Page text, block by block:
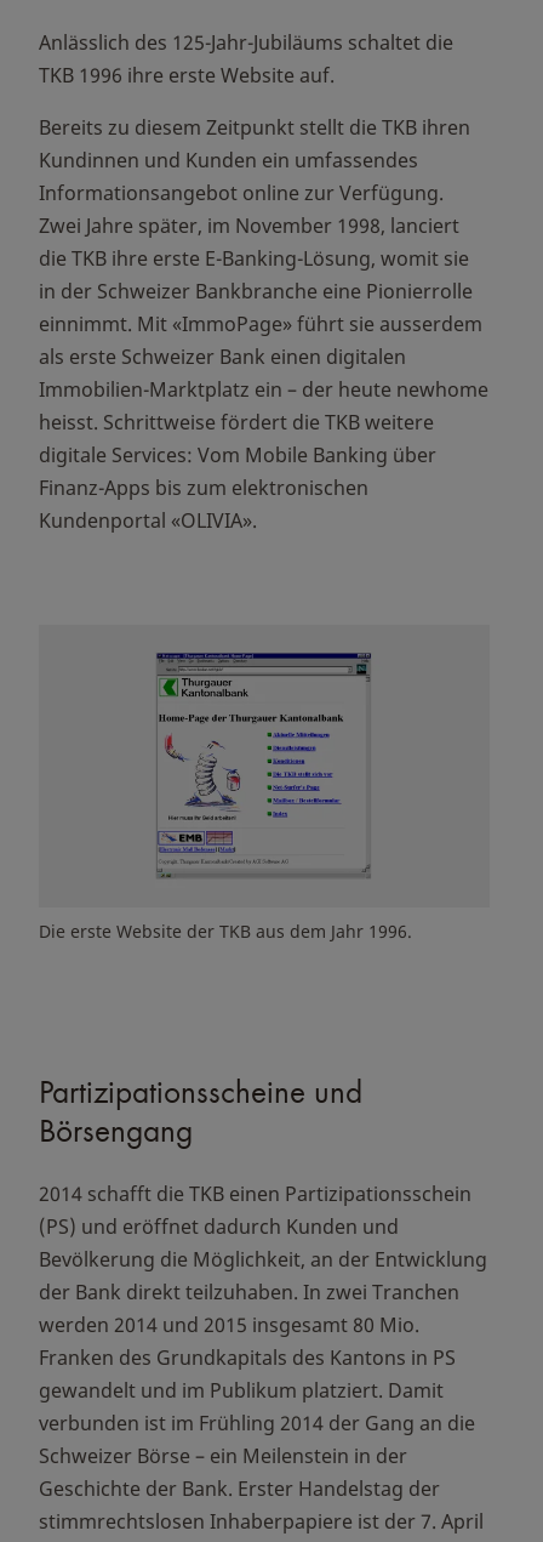
Anlässlich des 125-Jahr-Jubiläums schaltet die
TKB 1996 ihre erste Website auf.
Bereits zu diesem Zeitpunkt stellt die TKB ihren
Kundinnen und Kunden ein umfassendes
Informationsangebot online zur Verfügung.
Zwei Jahre später, im November 1998, lanciert
die TKB ihre erste E-Banking-Lösung, womit sie
in der Schweizer Bankbranche eine Pionierrolle
einnimmt. Mit «ImmoPage» führt sie ausserdem
als erste Schweizer Bank einen digitalen
Immobilien-Marktplatz ein – der heute newhome
heisst. Schrittweise fördert die TKB weitere
digitale Services: Vom Mobile Banking über
Finanz-Apps bis zum elektronischen
Kundenportal «OLIVIA».
Die erste Website der TKB aus dem Jahr 1996.
Partizipationsscheine und
Börsengang
2014 schafft die TKB einen Partizipationsschein
(PS) und eröffnet dadurch Kunden und
Bevölkerung die Möglichkeit, an der Entwicklung
der Bank direkt teilzuhaben. In zwei Tranchen
werden 2014 und 2015 insgesamt 80 Mio.
Franken des Grundkapitals des Kantons in PS
gewandelt und im Publikum platziert. Damit
verbunden ist im Frühling 2014 der Gang an die
Schweizer Börse – ein Meilenstein in der
Geschichte der Bank. Erster Handelstag der
stimmrechtslosen Inhaberpapiere ist der 7. April